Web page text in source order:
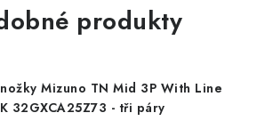
produkty
Mizuno TN Mid 3P With Line
32GXCA25Z73 - tři páry